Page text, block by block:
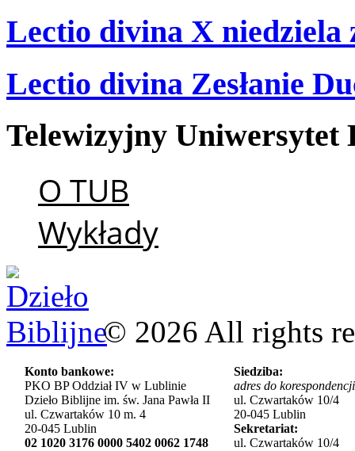
Lectio divina X niedziela
Lectio divina Zesłanie
Telewizyjny Uniwersytet
O TUB
Wykłady
© 2026 All rights
Konto bankowe:
PKO BP Oddział IV w Lublinie
Dzieło Biblijne im. św. Jana Pawła II
ul. Czwartaków 10 m. 4
20-045 Lublin
02 1020 3176 0000 5402 0062 1748
Siedziba:
adres do
ul. Czwartaków 10/4
20-045 Lublin
Sekretariat:
ul. Czwartaków 10/4